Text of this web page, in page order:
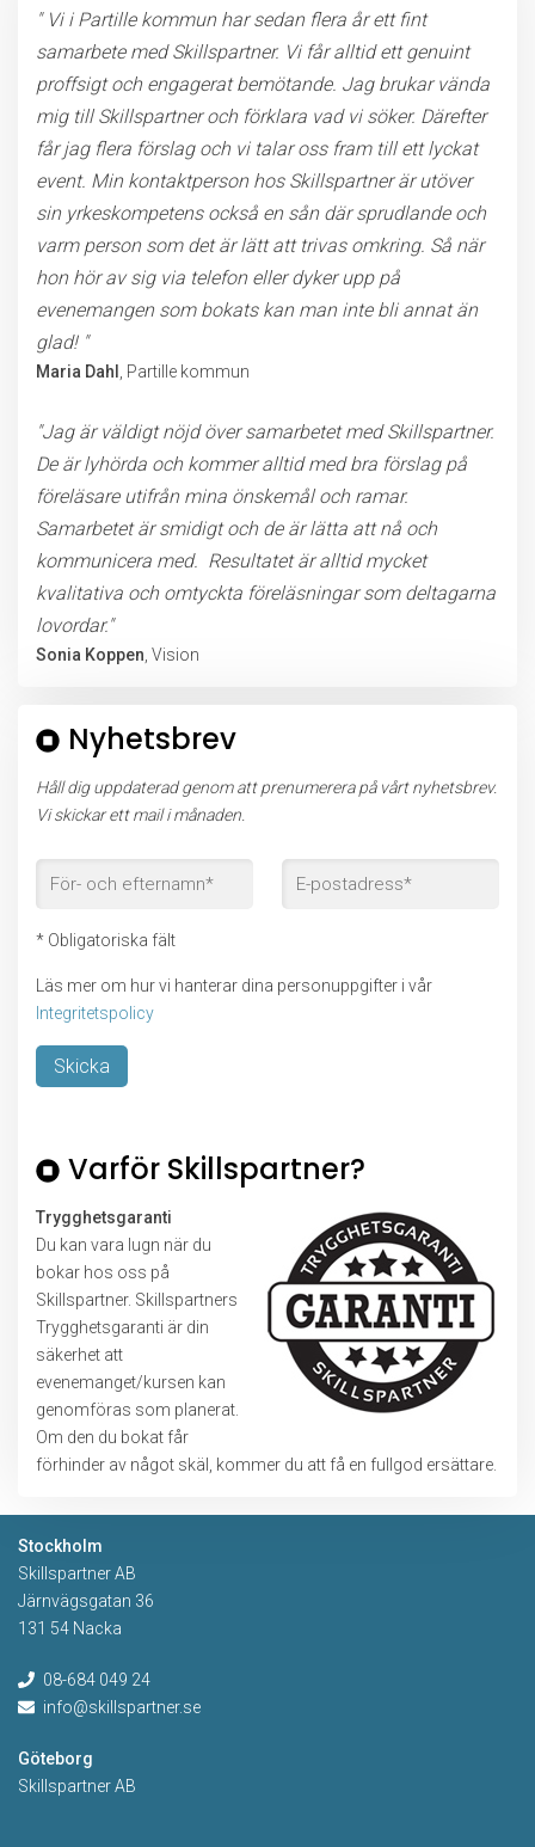
" Vi i Partille kommun har sedan flera år ett fint
samarbete med Skillspartner. Vi får alltid ett genuint
proffsigt och engagerat bemötande. Jag brukar vända
mig till Skillspartner och förklara vad vi söker. Därefter
får jag flera förslag och vi talar oss fram till ett lyckat
event. Min kontaktperson hos Skillspartner är utöver
sin yrkeskompetens också en sån där sprudlande och
varm person som det är lätt att trivas omkring. Så när
hon hör av sig via telefon eller dyker upp på
evenemangen som bokats kan man inte bli annat än
glad! "
Maria Dahl , Partille kommun
"Jag är väldigt nöjd över samarbetet med Skillspartner.
De är lyhörda och kommer alltid med bra förslag på
föreläsare utifrån mina önskemål och ramar.
Samarbetet är smidigt och de är lätta att nå och
kommunicera med. Resultatet är alltid mycket
kvalitativa och omtyckta föreläsningar som deltagarna
lovordar."
Sonia Koppen , Vision
Nyhetsbrev
Håll dig uppdaterad genom att prenumerera på vårt nyhetsbrev.
Vi skickar ett mail i månaden.
* Obligatoriska fält
Läs mer om hur vi hanterar dina personuppgifter i vår
Integritetspolicy
Varför Skillspartner?
Trygghetsgaranti
Du kan vara lugn när du
bokar hos oss på
Skillspartner. Skillspartners
Trygghetsgaranti är din
säkerhet att
evenemanget/kursen kan
genomföras som planerat.
Om den du bokat får
förhinder av något skäl, kommer du att få en fullgod ersättare.
Stockholm
Skillspartner AB
Järnvägsgatan 36
131 54 Nacka
08-684 049 24
info@skillspartner.se
Göteborg
Skillspartner AB